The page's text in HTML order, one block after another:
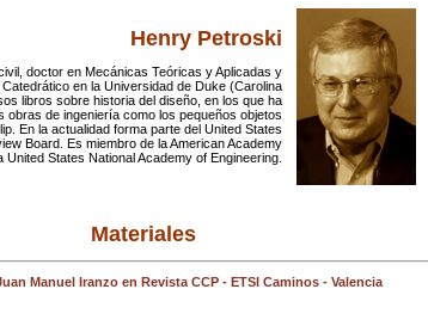
Henry Petroski
doctor en Mecánicas Teóricas y Aplicadas y
en la Universidad de Duke (Carolina
libros sobre historia del diseño, en los que ha
obras de ingeniería como los pequeños objetos
En la actualidad forma parte del United States
Board. Es miembro de la American Academy
States National Academy of Engineering.
Materiales
Manuel Iranzo en Revista CCP - ETSI Caminos - Valencia